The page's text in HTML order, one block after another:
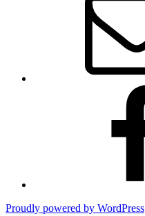
Proudly powered by WordPress